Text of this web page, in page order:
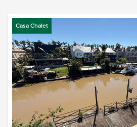
Casa Chalet